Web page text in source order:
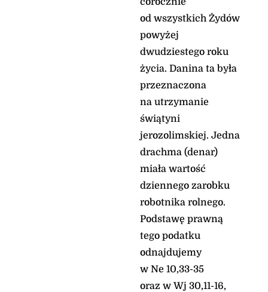
od wszystkich Żydów
powyżej
dwudziestego roku
życia. Danina ta była
przeznaczona
na utrzymanie
świątyni
jerozolimskiej. Jedna
drachma (denar)
miała wartość
dziennego zarobku
robotnika rolnego.
Podstawę prawną
tego podatku
odnajdujemy
w Ne 10,33-35
oraz w Wj 30,11-16,